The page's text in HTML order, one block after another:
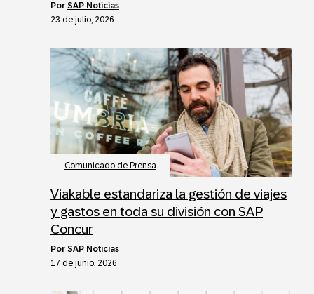
por SAP Noticias
23 de julio, 2026
Comunicado de Prensa
Viakable estandariza la gestión de viajes
y gastos en toda su división con SAP
Concur
por SAP Noticias
17 de junio, 2026